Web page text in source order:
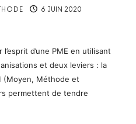
6 JUIN 2020
l’esprit d’une PME en utilisant
et deux leviers : la
(Moyen, Méthode et
permettent de tendre